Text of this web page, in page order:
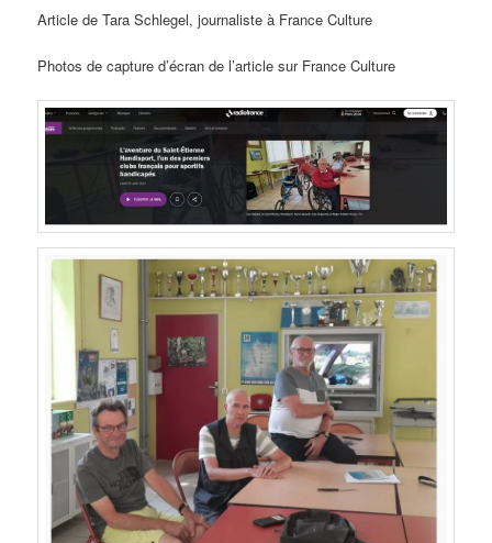
Article de Tara Schlegel, journaliste à France Culture
Photos de capture d’écran de l’article sur France Culture